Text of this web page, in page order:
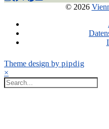
© 2026
Theme design by pipdig
×